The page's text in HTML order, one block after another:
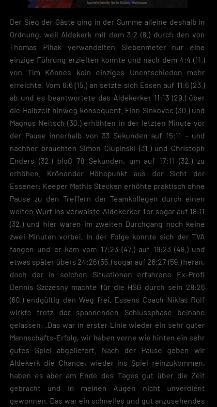
Der Sieg der Gäste ging in der Summe alleine deshalb in
Ordnung, weil Aldekerk mit dem 3:2 (8.) durch den von
Thomas Plhak verwandelten Siebenmeter nur eine
einzige Führung erzielten konnte und nach dem 4:4 (11.)
von Tim Könnes kein einziges Unentschieden mehr
erreichte. Vom 6:6 (15.) an setzte sich Essen auf 11:6 (23.)
ab und es beantwortete das Aldekerker 11:13 (29.) über
die Halbzeit hinweg konsequent. Finn Sinkovec (30.) und
Magnus Neitsch (30.) erhöhten in der letzten Minute vor
der Pause innerhalb von 33 Sekunden auf 15:11 – und
nachher brauchten Simon Ciupinski (31.) und Christoph
Enders (32.) bloß 78 Sekunden, um auf 17:11 (32.) zu
erhöhen. Krönender Höhepunkt aus der Sicht der
Essener: Keeper Mathis Stecken erhöhte praktisch ohne
Pause zu den Treffern der Teamkollegen durch einen
weiten Wurf ins verwaiste Aldekerker Tor sogar auf 18:11
(32.) und hier waren im zweiten Durchgang noch keine
zwei Minuten vorbei. In der Folge konnte sich der TVA
fangen und er kam vom 17:23 (47.) auf 19:23 (48.) und
etwas später übers 24:26 (55.) sogar auf 26:27 (59.) heran,
doch der in solchen Situationen erfahrene Ex-Profi
Dennis Szczesny machte für die HSG durch sein 28:26
(60.) endgültig den Weg frei. Essens Coach Niklas Rolf
wirkte trotz der spannenden Schlussphase beinahe
gelassen: „Das war in erster Linie wieder ein sehr guter
Mannschafts-Erfolg, wir haben vorne wie hinten ein sehr
gutes Spiel abgeliefert. Nach der Pause geben wir
Aldekerk die Chance, wieder ins Spiel reinzukommen,
haben es aber am Ende des Tages gut über die Zeit
gebracht und in meinen Augen nicht unverdient
gewonnen. Das war ein schnelles und gut anzusehendes